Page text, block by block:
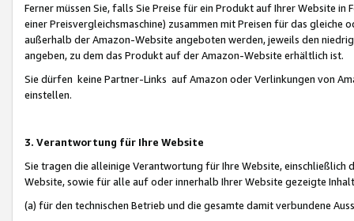
Ferner müssen Sie, falls Sie Preise für ein Produkt auf Ihrer Website
einer Preisvergleichsmaschine) zusammen mit Preisen für das
außerhalb der Amazon-Website angeboten werden, jeweils den
angeben, zu dem das Produkt auf der Amazon-Website erhältlich ist.
Sie dürfen keine Partner-Links auf Amazon oder Verlinkungen von
einstellen.
3. Verantwortung für Ihre Website
Sie tragen die alleinige Verantwortung für Ihre Website,
Website, sowie für alle auf oder innerhalb Ihrer Website gezeigte
(a) für den technischen Betrieb und die gesamte damit verbundene